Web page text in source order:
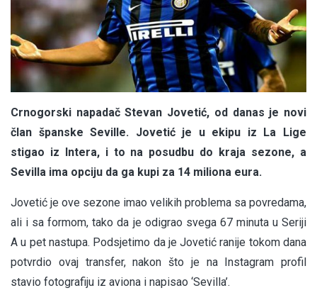
Crnogorski napadač Stevan Jovetić, od danas je novi
član španske Seville. Jovetić je u ekipu iz La Lige
stigao iz Intera, i to na posudbu do kraja sezone, a
Sevilla ima opciju da ga kupi za 14 miliona eura.
Jovetić je ove sezone imao velikih problema sa povredama,
ali i sa formom, tako da je odigrao svega 67 minuta u Seriji
A u pet nastupa. Podsjetimo da je Jovetić ranije tokom dana
potvrdio ovaj transfer, nakon što je na Instagram profil
stavio fotografiju iz aviona i napisao ‘Sevilla’.